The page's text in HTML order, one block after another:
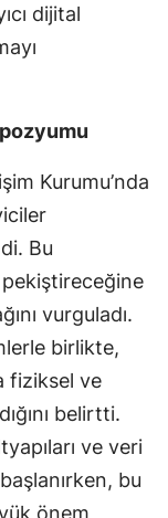
Kırklareli
Kütahya
Malatya
Manisa
Kahramanmaraş
Mardin
Muğla
Muş
dijital
Kurumu’nda
Bu
vurguladı.
birlikte,
fiziksel ve
belirtti.
ve veri
bu
önem